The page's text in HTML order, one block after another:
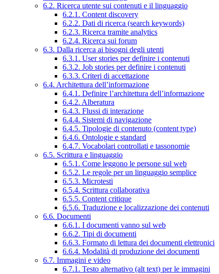
6.2. Ricerca utente sui contenuti e il linguaggio
6.2.1. Content discovery
6.2.2. Dati di ricerca (search keywords)
6.2.3. Ricerca tramite analytics
6.2.4. Ricerca sui forum
6.3. Dalla ricerca ai bisogni degli utenti
6.3.1. User stories per definire i contenuti
6.3.2. Job stories per definire i contenuti
6.3.3. Criteri di accettazione
6.4. Architettura dell’informazione
6.4.1. Definire l’architettura dell’informazione
6.4.2. Alberatura
6.4.3. Flussi di interazione
6.4.4. Sistemi di navigazione
6.4.5. Tipologie di contenuto (content type)
6.4.6. Ontologie e standard
6.4.7. Vocabolari controllati e tassonomie
6.5. Scrittura e linguaggio
6.5.1. Come leggono le persone sul web
6.5.2. Le regole per un linguaggio semplice
6.5.3. Microtesti
6.5.4. Scrittura collaborativa
6.5.5. Content critique
6.5.6. Traduzione e localizzazione dei contenuti
6.6. Documenti
6.6.1. I documenti vanno sul web
6.6.2. Tipi di documenti
6.6.3. Formato di lettura dei documenti elettronici
6.6.4. Modalità di produzione dei documenti
6.7. Immagini e video
6.7.1. Testo alternativo (alt text) per le immagini